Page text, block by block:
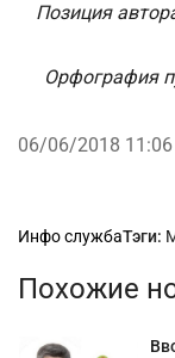
Позиция
Орфография
06/06/2018 11:06
Рубрики
Инфо службаТэги:
Похожие